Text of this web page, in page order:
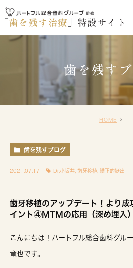
歯を残す
HOME
歯を残すブログ
2021.07.17 Dr.小坂井 歯牙移植 矯正的挺出
歯牙移植のアップデート！より成
イント④MTMの応用（深め埋入）
こんにちは！ハートフル総合歯科グ
竜也です。